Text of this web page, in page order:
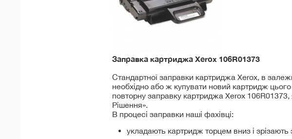
Заправка картриджа Xerox 106R01373
Стандартної заправки картриджа Xerox, в
необхідно або ж купувати новий картридж
повторну заправку картриджа Xerox 106R01373,
Рішення».
В процесі заправки наші фахівці:
укладають картридж торцем вниз і зрізають